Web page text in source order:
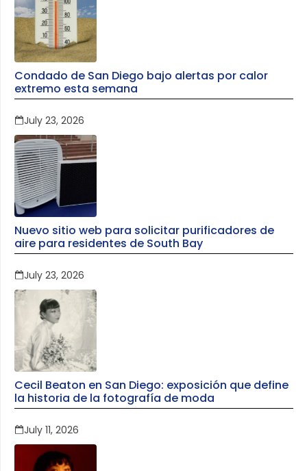
Condado de San Diego bajo alertas por calor
extremo esta semana
July 23, 2026
Nuevo sitio web para solicitar purificadores de
aire para residentes de South Bay
July 23, 2026
Cecil Beaton en San Diego: exposición que define
la historia de la fotografía de moda
July 11, 2026